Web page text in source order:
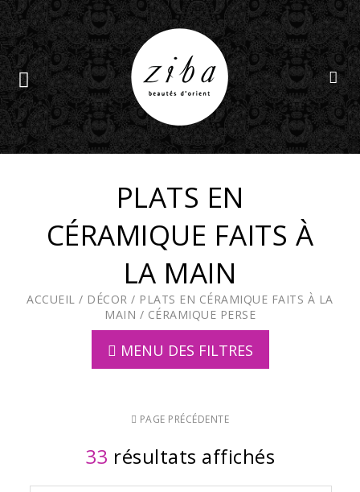
PLATS EN
CÉRAMIQUE FAITS À
LA MAIN
ACCUEIL / DÉCOR / PLATS EN CÉRAMIQUE FAITS À LA
MAIN / CÉRAMIQUE PERSE
MENU DES FILTRES
PAGE PRÉCÉDENTE
33 résultats affichés